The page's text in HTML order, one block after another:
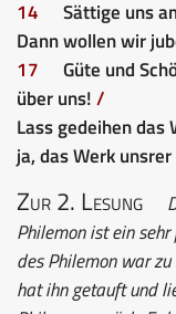
14
Sättige uns
Dann wollen wir
17
Güte und
über uns!/
Lass gedeihen das
ja, das Werk
Zur 2. Lesung
Philemon ist ein
des Philemon war
hat ihn getauft und